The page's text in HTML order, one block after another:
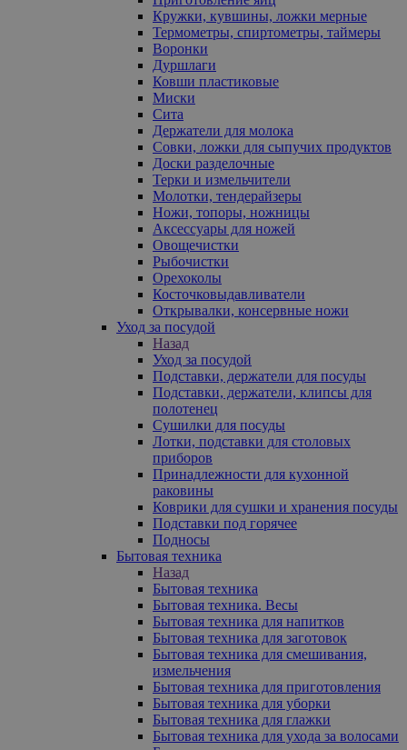
Кружки, кувшины, ложки мерные
Термометры, спиртометры, таймеры
Воронки
Дуршлаги
Ковши пластиковые
Миски
Сита
Держатели для молока
Совки, ложки для сыпучих продуктов
Доски разделочные
Терки и измельчители
Молотки, тендерайзеры
Ножи, топоры, ножницы
Аксессуары для ножей
Овощечистки
Рыбочистки
Орехоколы
Косточковыдавливатели
Открывалки, консервные ножи
Уход за посудой
Назад
Уход за посудой
Подставки, держатели для посуды
Подставки, держатели, клипсы для
полотенец
Сушилки для посуды
Лотки, подставки для столовых
приборов
Принадлежности для кухонной
раковины
Коврики для сушки и хранения посуды
Подставки под горячее
Подносы
Бытовая техника
Назад
Бытовая техника
Бытовая техника. Весы
Бытовая техника для напитков
Бытовая техника для заготовок
Бытовая техника для смешивания,
измельчения
Бытовая техника для приготовления
Бытовая техника для уборки
Бытовая техника для глажки
Бытовая техника для ухода за волосами